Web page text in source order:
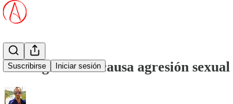
Suscribirse Iniciar sesión
Pornografía no causa agresión sexual